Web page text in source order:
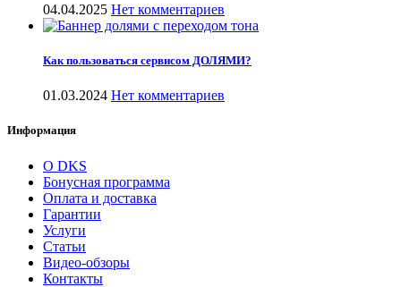
04.04.2025 Нет комментариев
Как пользоваться сервисом ДОЛЯМИ?
01.03.2024 Нет комментариев
Информация
О DKS
Бонусная программа
Оплата и доставка
Гарантии
Услуги
Статьи
Видео-обзоры
Контакты